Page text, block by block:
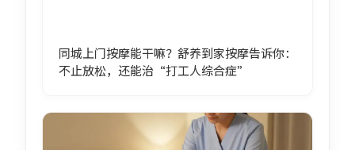
同城上门按摩能干嘛？舒养到家按摩告诉你：
不止放松，还能治“打工人综合症”